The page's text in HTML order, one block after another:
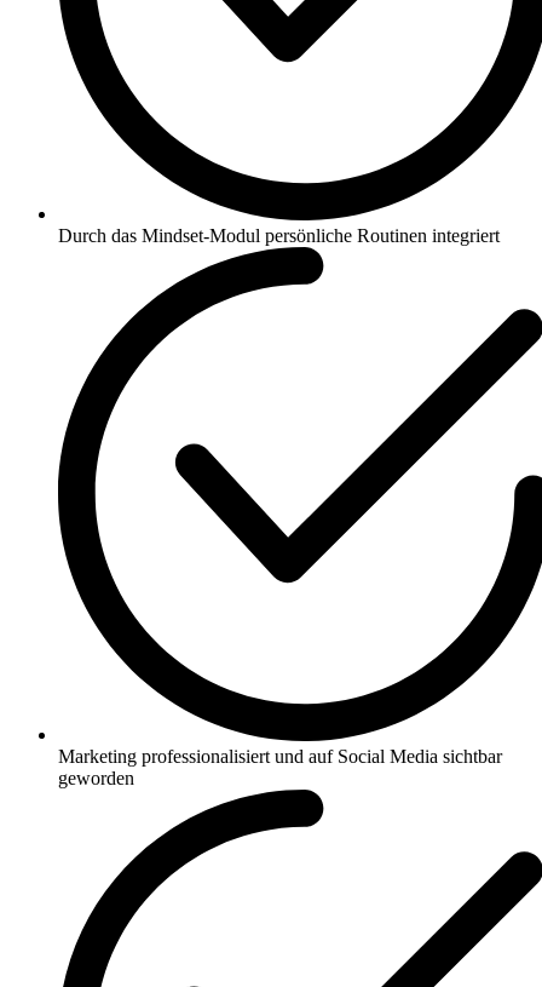
Durch das Mindset-Modul persönliche Routinen integriert
Marketing professionalisiert und auf Social Media sichtbar
geworden